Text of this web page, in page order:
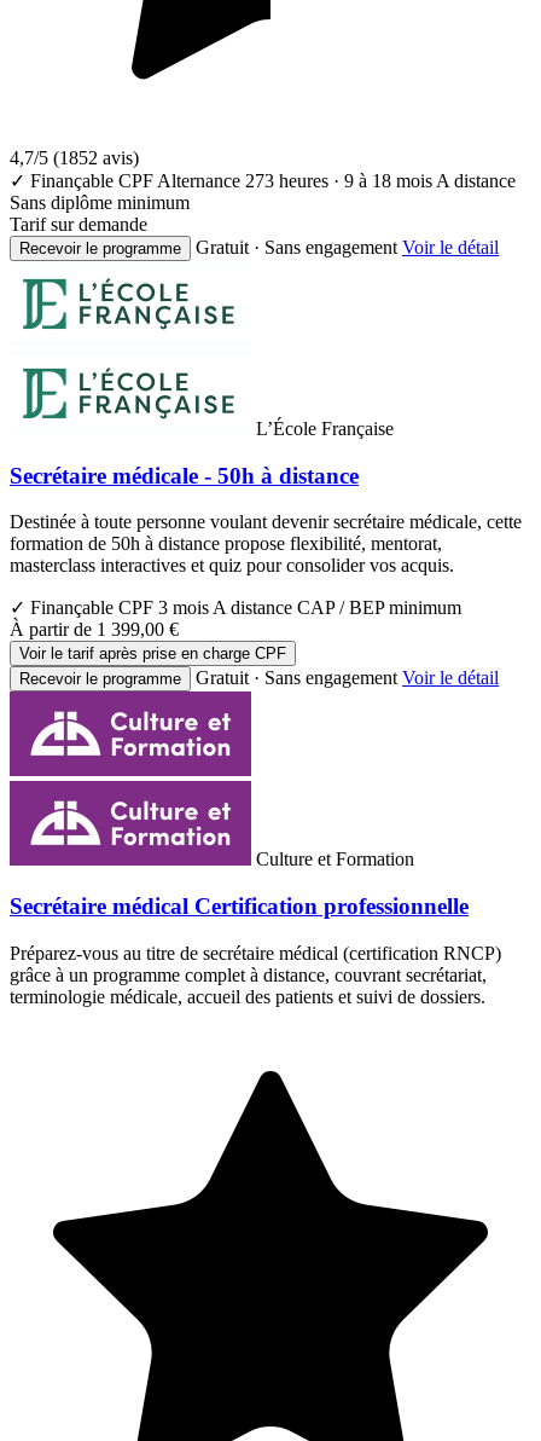
4,7/5 (1852 avis)
✓ Finançable CPF Alternance 273 heures · 9 à 18 mois A distance
Sans diplôme minimum
Tarif sur demande
Recevoir le programme Gratuit · Sans engagement Voir le détail
L’École Française
Secrétaire médicale - 50h à distance
Destinée à toute personne voulant devenir secrétaire médicale, cette
formation de 50h à distance propose flexibilité, mentorat,
masterclass interactives et quiz pour consolider vos acquis.
✓ Finançable CPF 3 mois A distance CAP / BEP minimum
À partir de 1 399,00 €
Voir le tarif après prise en charge CPF
Recevoir le programme
Gratuit · Sans engagement Voir le détail
Culture et Formation
Secrétaire médical Certification professionnelle
Préparez-vous au titre de secrétaire médical (certification RNCP)
grâce à un programme complet à distance, couvrant secrétariat,
terminologie médicale, accueil des patients et suivi de dossiers.